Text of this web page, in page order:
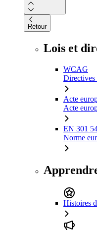
Retour
Lois et
WCAG
Directives
Acte
Acte
EN 301
Norme
Histoires